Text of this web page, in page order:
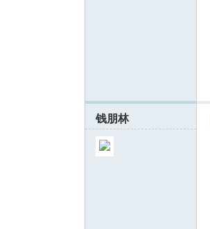
钱朋林